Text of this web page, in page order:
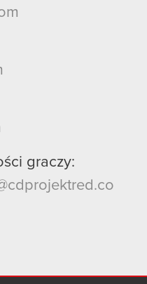
graczy: